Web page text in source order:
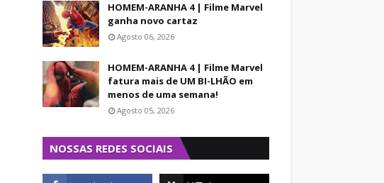
HOMEM-ARANHA 4 | Filme Marvel
ganha novo cartaz
Agosto 06, 2026
HOMEM-ARANHA 4 | Filme Marvel
fatura mais de UM BI-LHÃO em
menos de uma semana!
Agosto 05, 2026
NOSSAS REDES SOCIAIS